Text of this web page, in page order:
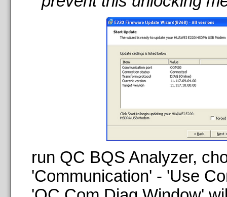
run QC BQS Analyzer,
'Communication' - 'Use